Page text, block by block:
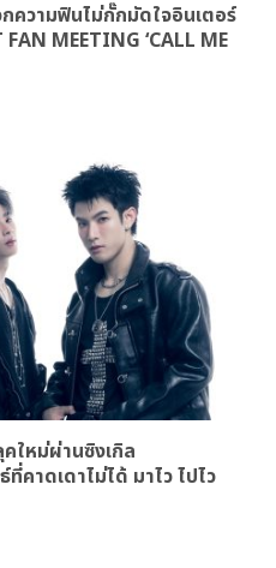
ความฟินไม่กั๊กมัดใจอินเตอร์
MEETING ‘CALL ME
คใหม่ผ่านซิงเกิล
คาดเดาไม่ได้ มาไว ไปไว